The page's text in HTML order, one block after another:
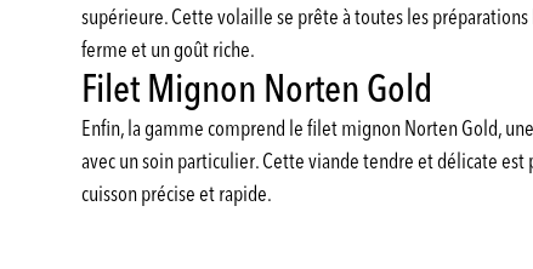
supérieure. Cette volaille se prête à toutes les
ferme et un goût riche.
Filet Mignon Norten Gold
Enfin, la gamme comprend le filet mignon Norten Gold,
avec un soin particulier. Cette viande tendre et délicate
cuisson précise et rapide.